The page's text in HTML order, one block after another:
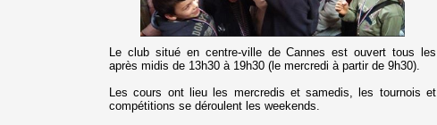
Le club situé en centre-ville de Cannes est ouvert tous les
après midis de 13h30 à 19h30 (le mercredi à partir de 9h30).
Les cours ont lieu les mercredis et samedis, les tournois et
compétitions se déroulent les weekends.